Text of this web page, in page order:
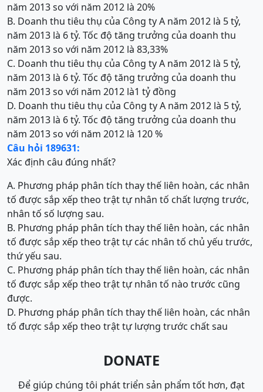
năm 2013 so với năm 2012 là 20%
B. Doanh thu tiêu thụ của Công ty A năm 2012 là 5 tỷ,
năm 2013 là 6 tỷ. Tốc độ tăng trưởng của doanh thu
năm 2013 so với năm 2012 là 83,33%
C. Doanh thu tiêu thụ của Công ty A năm 2012 là 5 tỷ,
năm 2013 là 6 tỷ. Tốc độ tăng trưởng của doanh thu
năm 2013 so với năm 2012 là1 tỷ đồng
D. Doanh thu tiêu thụ của Công ty A năm 2012 là 5 tỷ,
năm 2013 là 6 tỷ. Tốc độ tăng trưởng của doanh thu
năm 2013 so với năm 2012 là 120 %
Câu hỏi 189631:
Xác định câu đúng nhất?
A. Phương pháp phân tích thay thế liên hoàn, các nhân
tố được sắp xếp theo trật tự nhân tố chất lượng trước,
nhân tố số lượng sau.
B. Phương pháp phân tích thay thế liên hoàn, các nhân
tố được sắp xếp theo trật tự các nhân tố chủ yếu trước,
thứ yếu sau.
C. Phương pháp phân tích thay thế liên hoàn, các nhân
tố được sắp xếp theo trật tự nhân tố nào trước cũng
được.
D. Phương pháp phân tích thay thế liên hoàn, các nhân
tố được sắp xếp theo trật tự lượng trước chất sau
DONATE
Để giúp chúng tôi phát triển sản phẩm tốt hơn, đạt